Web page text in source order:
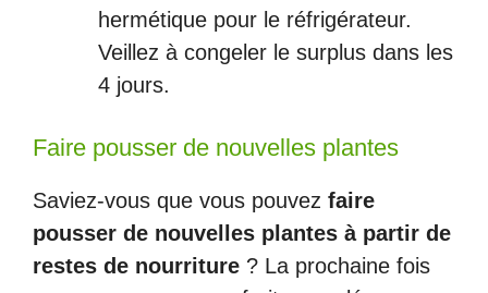
hermétique pour le réfrigérateur.
Veillez à congeler le surplus dans les
4 jours.
Faire pousser de nouvelles plantes
Saviez-vous que vous pouvez faire
pousser de nouvelles plantes à partir de
restes de nourriture ? La prochaine fois